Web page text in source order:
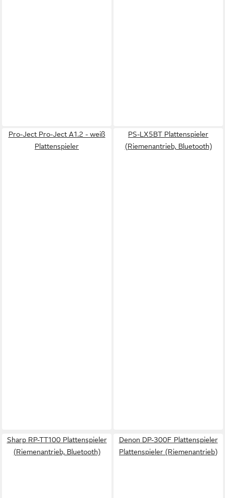
Pro-Ject Pro-Ject A1.2 - weiß
Plattenspieler
PS-LX5BT Plattenspieler
(Riemenantrieb, Bluetooth)
Sharp RP-TT100 Plattenspieler
(Riemenantrieb, Bluetooth)
Denon DP-300F Plattenspieler
Plattenspieler (Riemenantrieb)